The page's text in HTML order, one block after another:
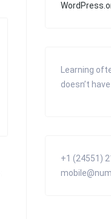
Learning
doesn’t have
+1 (24551)